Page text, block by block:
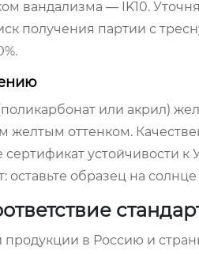
вандализма — IK10.
получения партии с
или акрил)
желтым оттенком.
устойчивости
оставьте образец на
продукции в Россию и